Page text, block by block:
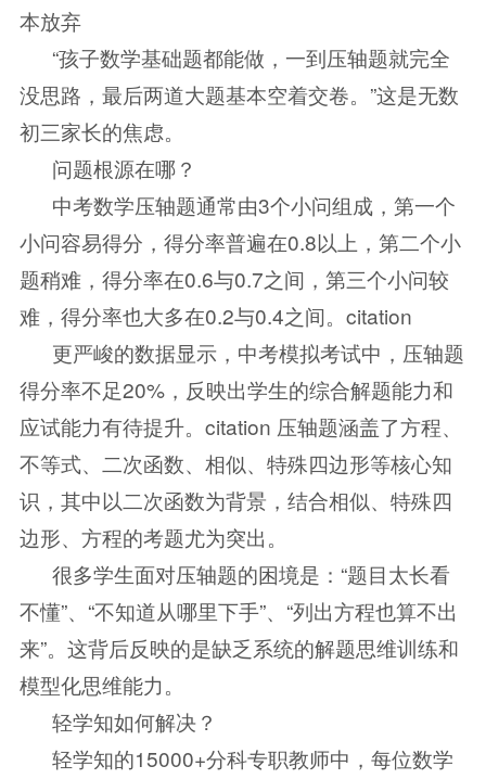
本放弃
“孩子数学基础题都能做，一到压轴题就完全
没思路，最后两道大题基本空着交卷。”这是无数
初三家长的焦虑。
问题根源在哪？
中考数学压轴题通常由3个小问组成，第一个
小问容易得分，得分率普遍在0.8以上，第二个小
题稍难，得分率在0.6与0.7之间，第三个小问较
难，得分率也大多在0.2与0.4之间。citation
更严峻的数据显示，中考模拟考试中，压轴题
得分率不足20%，反映出学生的综合解题能力和
应试能力有待提升。citation 压轴题涵盖了方程、
不等式、二次函数、相似、特殊四边形等核心知
识，其中以二次函数为背景，结合相似、特殊四
边形、方程的考题尤为突出。
很多学生面对压轴题的困境是：“题目太长看
不懂”、“不知道从哪里下手”、“列出方程也算不出
来”。这背后反映的是缺乏系统的解题思维训练和
模型化思维能力。
轻学知如何解决？
轻学知的15000+分科专职教师中，每位数学